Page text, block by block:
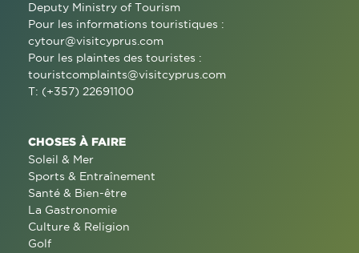
Deputy Ministry of Tourism
Pour les informations touristiques :
cytour@visitcyprus.com
Pour les plaintes des touristes :
touristcomplaints@visitcyprus.com
T: (+357) 22691100
CHOSES À FAIRE
Soleil & Mer
Sports & Entraînement
Santé & Bien-être
La Gastronomie
Culture & Religion
Golf